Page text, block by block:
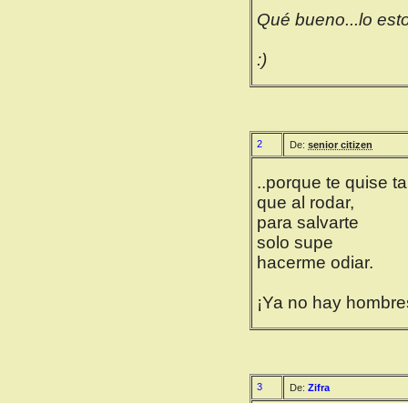
Qué bueno...lo
:)
2 De: senior citizen
..porque te quise
que al rodar,
para salvarte
solo supe
hacerme odiar.
¡Ya no hay
3 De: Zifra